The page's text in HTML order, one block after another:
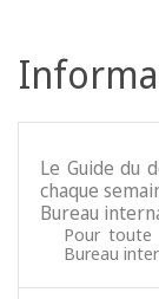
Le Guide du
chaque
Bureau
Pour toute
Bureau